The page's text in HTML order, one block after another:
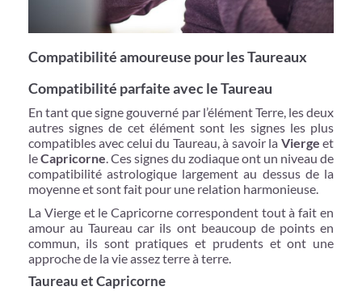
Compatibilité amoureuse pour les Taureaux
Compatibilité parfaite avec le Taureau
En tant que signe gouverné par l’élément Terre, les deux
autres signes de cet élément sont les signes les plus
compatibles avec celui du Taureau, à savoir la Vierge et
leCapricorne. Ces signes du zodiaque ont un niveau de
compatibilité astrologique largement au dessus de la
moyenne et sont fait pour une relation harmonieuse.
La Vierge et le Capricorne correspondent tout à fait en
amour au Taureau car ils ont beaucoup de points en
commun, ils sont pratiques et prudents et ont une
approche de la vie assez terre à terre.
Taureau et Capricorne